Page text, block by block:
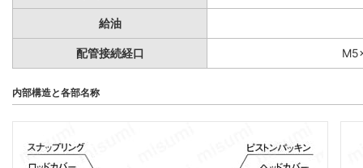
給油
配管接続経口
内部構造と各部名称